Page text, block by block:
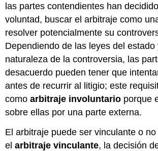
las partes contendientes han
voluntad, buscar el arbitraje como
resolver potencialmente su
Dependiendo de las leyes del estado
naturaleza de la controversia, las
desacuerdo pueden tener que
antes de recurrir al litigio; este
comoarbitraje involuntario porque
sobre ellas por una parte externa.
El arbitraje puede ser vinculante o
elarbitraje vinculante, la decisión